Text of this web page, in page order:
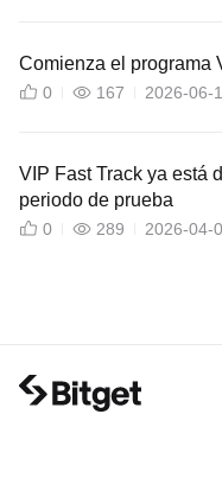
Comienza el programa
0 167 2026-06-
VIP Fast Track ya está
periodo de prueba
0 289 2026-04-